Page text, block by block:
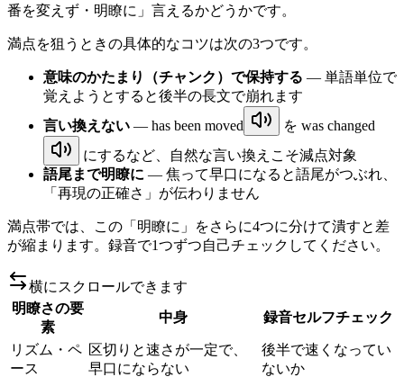
番を変えず・明瞭に」言えるかどうかです。
満点を狙うときの具体的なコツは次の3つです。
意味のかたまり（チャンク）で保持する — 単語単位で
覚えようとすると後半の長文で崩れます
言い換えない — has been moved を was changed
にするなど、自然な言い換えこそ減点対象
語尾まで明瞭に — 焦って早口になると語尾がつぶれ、
「再現の正確さ」が伝わりません
満点帯では、この「明瞭に」をさらに4つに分けて潰すと差
が縮まります。録音で1つずつ自己チェックしてください。
横にスクロールできます
明瞭さの要
素
中身 録音セルフチェック
リズム・ペ
ース
区切りと速さが一定で、
早口にならない
後半で速くなってい
ないか